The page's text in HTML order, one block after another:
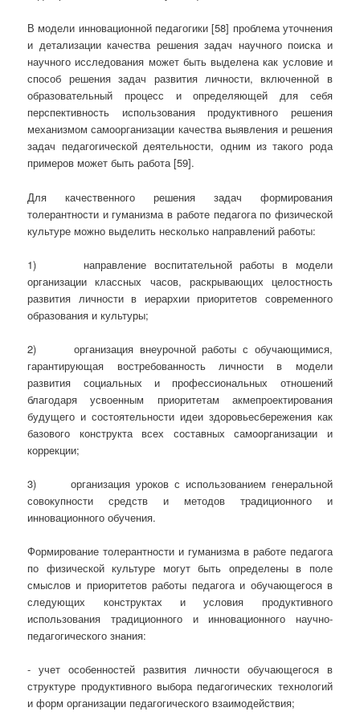
В модели инновационной педагогики [58] проблема уточнения
и детализации качества решения задач научного поиска и
научного исследования может быть выделена как условие и
способ решения задач развития личности, включенной в
образовательный процесс и определяющей для себя
перспективность использования продуктивного решения
механизмом самоорганизации качества выявления и решения
задач педагогической деятельности, одним из такого рода
примеров может быть работа [59].
Для качественного решения задач формирования
толерантности и гуманизма в работе педагога по физической
культуре можно выделить несколько направлений работы:
1) направление воспитательной работы в модели
организации классных часов, раскрывающих целостность
развития личности в иерархии приоритетов современного
образования и культуры;
2) организация внеурочной работы с обучающимися,
гарантирующая востребованность личности в модели
развития социальных и профессиональных отношений
благодаря усвоенным приоритетам акмепроектирования
будущего и состоятельности идеи здоровьесбережения как
базового конструкта всех составных самоорганизации и
коррекции;
3) организация уроков с использованием генеральной
совокупности средств и методов традиционного и
инновационного обучения.
Формирование толерантности и гуманизма в работе педагога
по физической культуре могут быть определены в поле
смыслов и приоритетов работы педагога и обучающегося в
следующих конструктах и условия продуктивного
использования традиционного и инновационного научно-
педагогического знания:
- учет особенностей развития личности обучающегося в
структуре продуктивного выбора педагогических технологий
и форм организации педагогического взаимодействия;